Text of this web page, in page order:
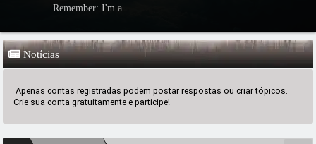
Remember: I'm a...
Notícias
Apenas contas registradas podem postar respostas ou criar tópicos.
Crie sua conta gratuitamente e participe!